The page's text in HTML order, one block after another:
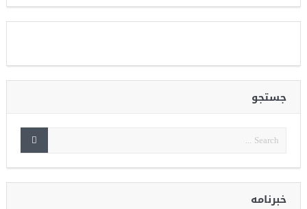
جستجو
خبرنامه